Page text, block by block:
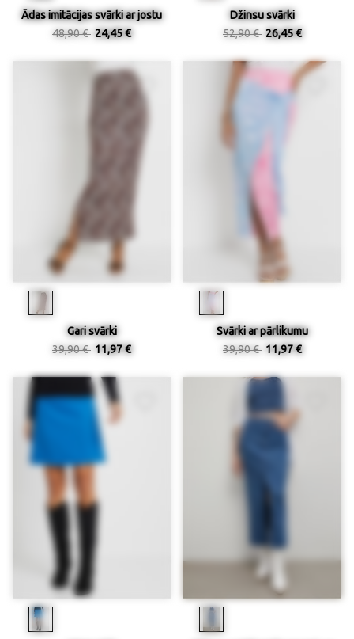
Ādas imitācijas svārki ar jostu
48,90 € 24,45 €
Džinsu svārki
52,90 € 26,45 €
Gari svārki
39,90 € 11,97 €
Svārki ar pārlikumu
39,90 € 11,97 €